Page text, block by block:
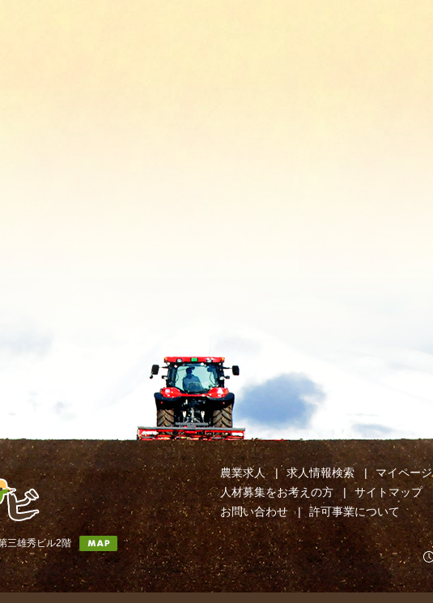
三雄秀ビル2階
農業求人 求人情報検索 マイページ
人材募集をお考えの方
サイトマップ
お問い合わせ
許可事業について